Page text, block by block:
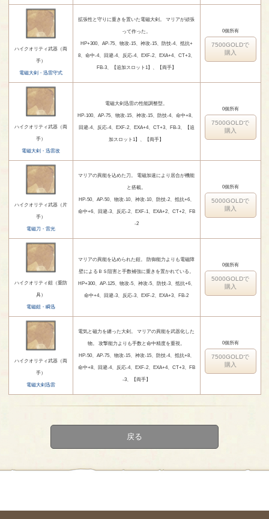
ハイクオリティ武器（両
手）
電磁大剣・迅雷守式
拡張性と守りに重きを置いた電磁大剣。 マリアが頑張
って作った。
HP+300、AP-75、物攻-15、神攻-15、防技-4、抵抗+
8、命中-4、回避-4、反応-4、EXF-2、EXA+4、CT+3、
FB-3、【追加スロット1】、【両手】
0個所有
7500GOLDで
購入
ハイクオリティ武器（両
手）
電磁大剣・迅雷改
電磁大剣迅雷の性能調整型。
HP-100、AP-75、物攻-15、神攻-15、防技-4、命中+8、
回避-4、反応-4、EXF-2、EXA+4、CT+3、FB-3、【追
加スロット1】、【両手】
0個所有
7500GOLDで
購入
ハイクオリティ武器（片
手）
電磁刀・雷光
マリアの異能を込めた刀。 電磁加速により居合が機能
と搭載。
HP-50、AP-50、物攻-10、神攻-10、防技-2、抵抗+6、
命中+6、回避-3、反応-2、EXF-1、EXA+2、CT+2、FB
-2
0個所有
5000GOLDで
購入
ハイクオリティ鎧（重防
具）
電磁鎧・瞬迅
マリアの異能を込められた鎧。 防御能力よりも電磁障
壁によるＢＳ阻害と手数補強に重きを置かれている。
HP+300、AP-125、物攻-5、神攻-5、防技-3、抵抗+6、
命中+4、回避-3、反応-3、EXF-2、EXA+3、FB-2
0個所有
5000GOLDで
購入
ハイクオリティ武器（両
手）
電磁大剣迅雷
電気と磁力を纏った大剣。 マリアの異能を武器化した
物。 攻撃能力よりも手数と命中精度を重視。
HP-50、AP-75、物攻-15、神攻-15、防技-4、抵抗+8、
命中+8、回避-4、反応-4、EXF-2、EXA+4、CT+3、FB
-3、【両手】
0個所有
7500GOLDで
購入
戻る